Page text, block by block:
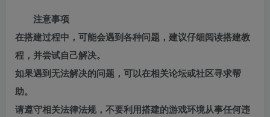
注意事项
在搭建过程中，可能会遇到各种问题，建议仔细阅读搭建教
程，并尝试自己解决。
如果遇到无法解决的问题，可以在相关论坛或社区寻求帮
助。
请遵守相关法律法规，不要利用搭建的游戏环境从事任何违